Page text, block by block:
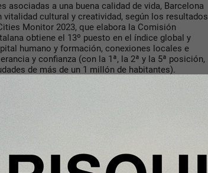
asociadas a una buena calidad de vida, Barcelona
cultural y creatividad, según los resultados
Monitor 2023, que elabora la Comisión
obtiene el 13º puesto en el índice global y
humano y formación, conexiones locales e
y confianza (con la 1ª, la 2ª y la 5ª posición,
de más de un 1 millón de habitantes).
Cities Index, donde se sitúa nuevamente en
a Oslo, Helsinki, Estambul y Moscú y alcanza